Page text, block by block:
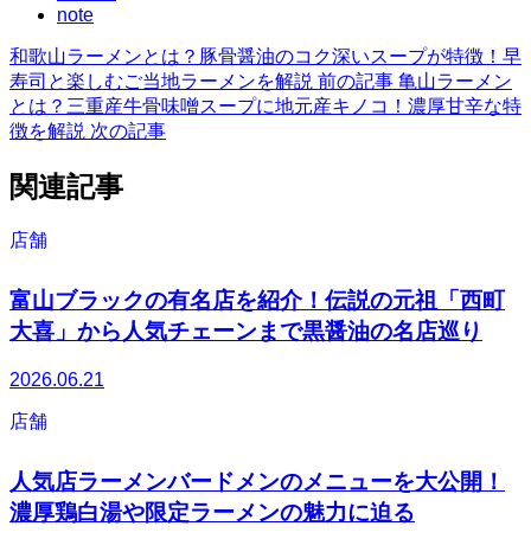
note
和歌山ラーメンとは？豚骨醤油のコク深いスープが特徴！早
寿司と楽しむご当地ラーメンを解説 前の記事 亀山ラーメン
とは？三重産牛骨味噌スープに地元産キノコ！濃厚甘辛な特
徴を解説 次の記事
関連記事
店舗
富山ブラックの有名店を紹介！伝説の元祖「西町
大喜」から人気チェーンまで黒醤油の名店巡り
2026.06.21
店舗
人気店ラーメンバードメンのメニューを大公開！
濃厚鶏白湯や限定ラーメンの魅力に迫る